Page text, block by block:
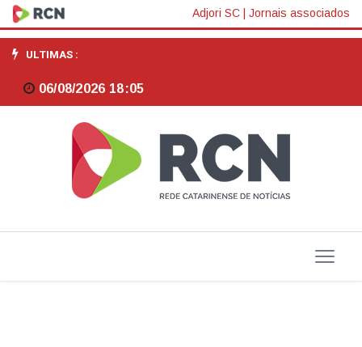
Presidente
Lummertz
marca
presença
abertura
da
Adjori SC Jornais associados
ULTIMAS :
06/08/2026 18:05